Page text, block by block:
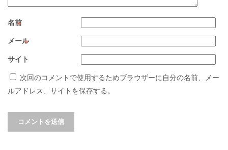
名前
※
メール
※
サイト
次回のコメントで使用するためブラウザーに自分の名前、メー
ルアドレス、サイトを保存する。